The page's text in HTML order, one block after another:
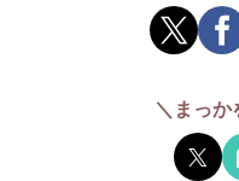
＼まっか